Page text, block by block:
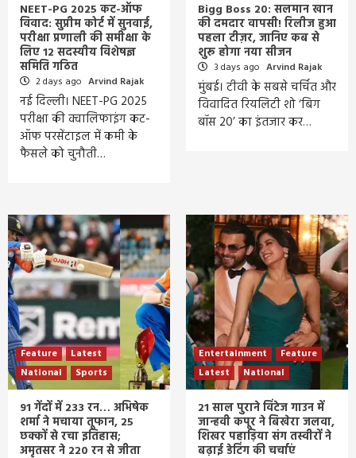
NEET-PG 2025 कट-ऑफ
विवाद: सुप्रीम कोर्ट में सुनवाई,
परीक्षा प्रणाली की समीक्षा के
लिए 12 सदस्यीय विशेषज्ञ
समिति गठित
2 days ago Arvind Rajak
नई दिल्ली। NEET-PG 2025
परीक्षा की क्वालिफाइंग कट-
ऑफ परसेंटाइल में कमी के
फैसले को चुनौती…
Bigg Boss 20: सलमान खान
की दमदार वापसी! रिलीज हुआ
पहला टीज़र, जानिए कब से
शुरू होगा नया सीजन
3 days ago Arvind Rajak
मुंबई। टीवी के सबसे चर्चित और
विवादित रियलिटी शो ‘बिग
बॉस 20’ का इंतजार कर…
Feature
Latest
National
Sports
91 गेंदों में 233 रन… अभिषेक
शर्मा ने मचाया तूफान, 25
छक्कों से रचा इतिहास;
अमृतसर ने 220 रन से जीता
Entertainment
Feature
Latest
National
21 साल पुराने विंटेज गाउन में
जान्हवी कपूर ने बिखेरा जलवा,
शिखर पहाड़िया संग तस्वीरों ने
बढ़ाई डेटिंग की चर्चाएं